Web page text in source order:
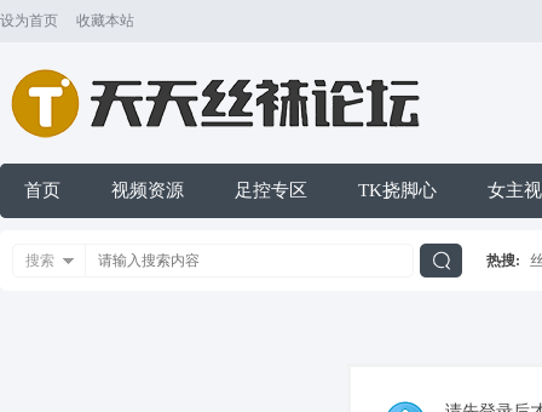
设为首页 收藏本站
首页 视频资源 足控专区 TK挠脚心 女主
搜索 热搜: